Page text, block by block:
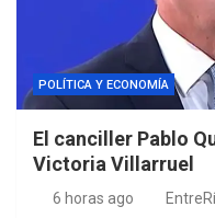
POLÍTICA Y ECONOMÍA
El canciller Pablo
Victoria Villarruel
6 horas ago